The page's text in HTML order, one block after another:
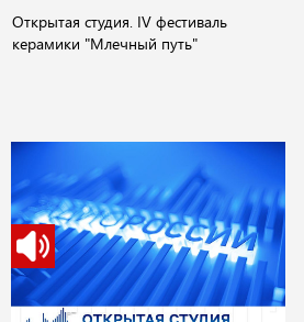
Открытая студия. IV фестиваль
керамики "Млечный путь"